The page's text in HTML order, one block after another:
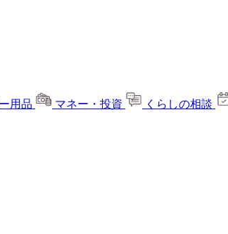
用品 マネー・投資 くらしの相談